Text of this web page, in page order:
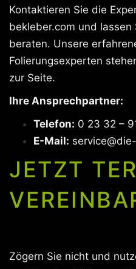
Kontaktieren Sie die
bekleber.com und
beraten. Unsere
Folierungsexperten
zur Seite.
Ihre Ansprechpartner:
Telefon: 0 23 32 –
E-Mail:
JETZT
Zögern Sie nicht und